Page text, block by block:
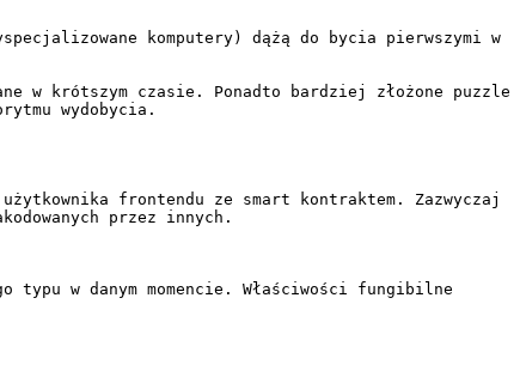
komputery) dążą do bycia pierwszymi w
w krótszym czasie. Ponadto bardziej złożone puzzle
wydobycia.
frontendu ze smart kontraktem. Zazwyczaj
przez innych.
typu w danym momencie. Właściwości fungibilne